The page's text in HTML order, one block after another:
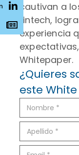
cautivan a
fintech,
experiencia
Whitepaper.
¿Quieres
este